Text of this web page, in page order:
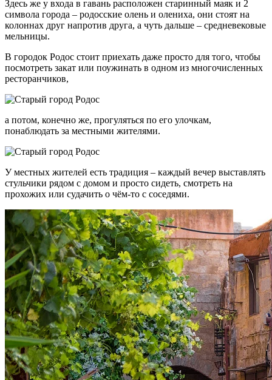
Здесь же у входа в гавань расположен старинный маяк и 2
символа города – родосские олень и олениха, они стоят на
колоннах друг напротив друга, а чуть дальше – средневековые
мельницы.
В городок Родос стоит приехать даже просто для того, чтобы
посмотреть закат или поужинать в одном из многочисленных
ресторанчиков,
а потом, конечно же, прогуляться по его улочкам,
понаблюдать за местными жителями.
У местных жителей есть традиция – каждый вечер выставлять
стульчики рядом с домом и просто сидеть, смотреть на
прохожих или судачить о чём-то с соседями.